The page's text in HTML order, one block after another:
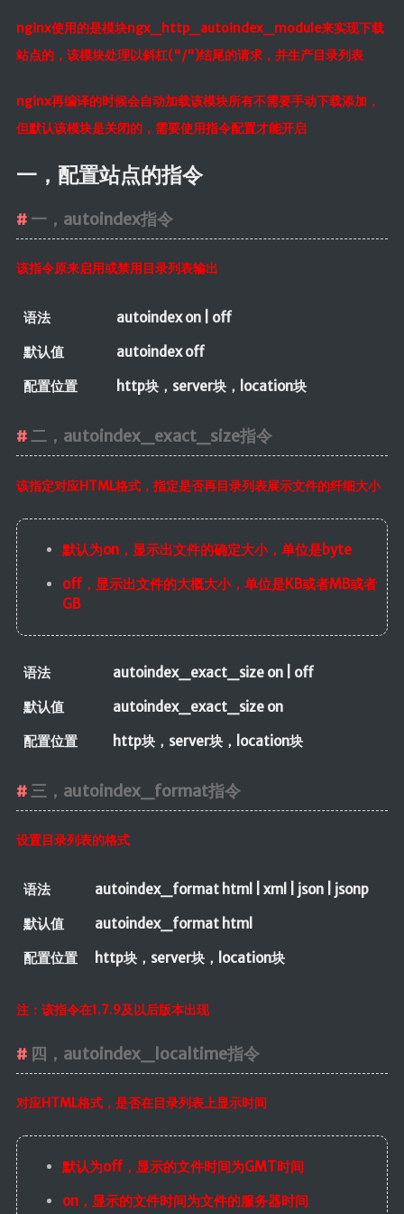
nginx使用的是模块ngx_http_autoindex_module来实现下载
站点的，该模块处理以斜杠("/")结尾的请求，并生产目录列表
nginx再编译的时候会自动加载该模块所有不需要手动下载添加，
但默认该模块是关闭的，需要使用指令配置才能开启
一，配置站点的指令
一，autoindex指令
该指令原来启用或禁用目录列表输出
语法
autoindex on | off
默认值
autoindex off
配置位置
http块，server块，location块
二，autoindex_exact_size指令
该指定对应HTML格式，指定是否再目录列表展示文件的纤细大小
默认为on，显示出文件的确定大小，单位是byte
off，显示出文件的大概大小，单位是KB或者MB或者
GB
语法
autoindex_exact_size on | off
默认值
autoindex_exact_size on
配置位置
http块，server块，location块
三，autoindex_format指令
设置目录列表的格式
语法
autoindex_format html | xml | json | jsonp
默认值
autoindex_format html
配置位置
http块，server块，location块
注：该指令在1.7.9及以后版本出现
四，autoindex_localtime指令
对应HTML格式，是否在目录列表上显示时间
默认为off，显示的文件时间为GMT时间
on，显示的文件时间为文件的服务器时间